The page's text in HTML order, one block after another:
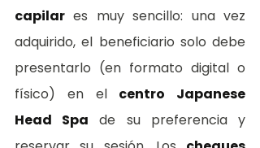
capilar es muy sencillo: una vez
adquirido, el beneficiario solo debe
presentarlo (en formato digital o
físico) en el centro Japanese
Head Spa de su preferencia y